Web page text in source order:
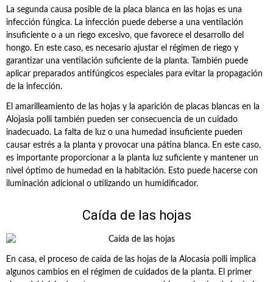
La segunda causa posible de la placa blanca en las hojas es una
infección fúngica. La infección puede deberse a una ventilación
insuficiente o a un riego excesivo, que favorece el desarrollo del
hongo. En este caso, es necesario ajustar el régimen de riego y
garantizar una ventilación suficiente de la planta. También puede
aplicar preparados antifúngicos especiales para evitar la propagación
de la infección.
El amarilleamiento de las hojas y la aparición de placas blancas en la
Alojasia polli también pueden ser consecuencia de un cuidado
inadecuado. La falta de luz o una humedad insuficiente pueden
causar estrés a la planta y provocar una pátina blanca. En este caso,
es importante proporcionar a la planta luz suficiente y mantener un
nivel óptimo de humedad en la habitación. Esto puede hacerse con
iluminación adicional o utilizando un humidificador.
Caída de las hojas
En casa, el proceso de caída de las hojas de la Alocasia polli implica
algunos cambios en el régimen de cuidados de la planta. El primer